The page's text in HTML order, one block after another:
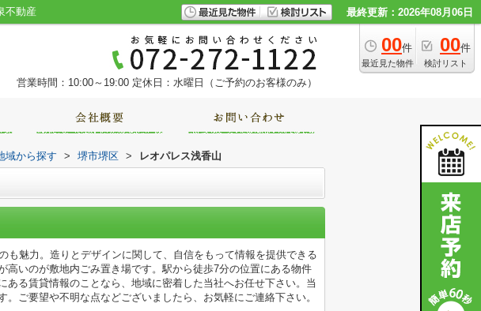
不動産 最終更新：2026年08月06日
00件
最近見た物件
00件
検討リスト
営業時間：10:00～19:00 定休日：水曜日（ご予約のお客様のみ）
域から探す > 堺市堺区 > レオパレス浅香山
も魅力。造りとデザインに関して、自信をもって情報を提供できる
高いのが敷地内ごみ置き場です。駅から徒歩7分の位置にある物件
ある賃貸情報のことなら、地域に密着した当社へお任せ下さい。当
ご要望や不明な点などございましたら、お気軽にご連絡下さい。